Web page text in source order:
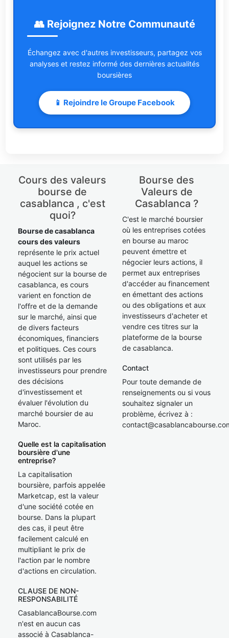
👥 Rejoignez Notre Communauté
Échangez avec d'autres investisseurs, partagez vos
analyses et restez informé des dernières actualités
boursières
📱 Rejoindre le Groupe Facebook
Cours des valeurs
bourse de
casablanca , c'est
quoi?
Bourse de casablanca
cours des valeurs
représente le prix actuel
auquel les actions se
négocient sur la bourse de
casablanca, es cours
varient en fonction de
l'offre et de la demande
sur le marché, ainsi que
de divers facteurs
économiques, financiers
et politiques. Ces cours
sont utilisés par les
investisseurs pour prendre
des décisions
d'investissement et
évaluer l'évolution du
marché boursier de au
Maroc.
Quelle est la capitalisation
boursière d'une
entreprise?
La capitalisation
boursière, parfois appelée
Marketcap, est la valeur
d'une société cotée en
bourse. Dans la plupart
des cas, il peut être
facilement calculé en
multipliant le prix de
l'action par le nombre
d'actions en circulation.
CLAUSE DE NON-
RESPONSABILITÉ
CasablancaBourse.com
n'est en aucun cas
associé à Casablanca-
Bourse des
Valeurs de
Casablanca ?
C'est le marché boursier
où les entreprises cotées
en bourse au maroc
peuvent émettre et
négocier leurs actions, il
permet aux entreprises
d'accéder au financement
en émettant des actions
ou des obligations et aux
investisseurs d'acheter et
vendre ces titres sur la
plateforme de la bourse
de casablanca.
Contact
Pour toute demande de
renseignements ou si vous
souhaitez signaler un
problème, écrivez à :